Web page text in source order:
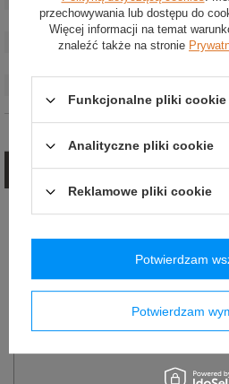
Materiał :
Inny
Marka:
OMP Racing
Zadaj pytanie
Jeżeli powyższy opis jest dla Ciebie
tylko będzie to możliwe.
przechowywania lub dostępu do
Więcej informacji na temat
znaleźć także na stronie
Funkcjonalne pliki cookie
Analityczne pliki cookie
Reklamowe pliki cookie
Potwierdzam
Potwierdzam